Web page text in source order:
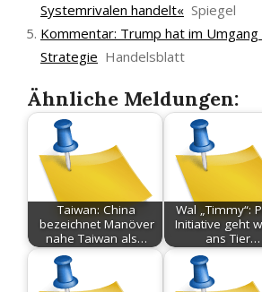
Systemrivalen handelt« Spiegel
Kommentar: Trump hat im Umgang
Strategie Handelsblatt
Ähnliche Meldungen:
Taiwan: China
bezeichnet Manöver
nahe Taiwan als…
Wal „Timmy“:
Initiative geht
ans Tier…